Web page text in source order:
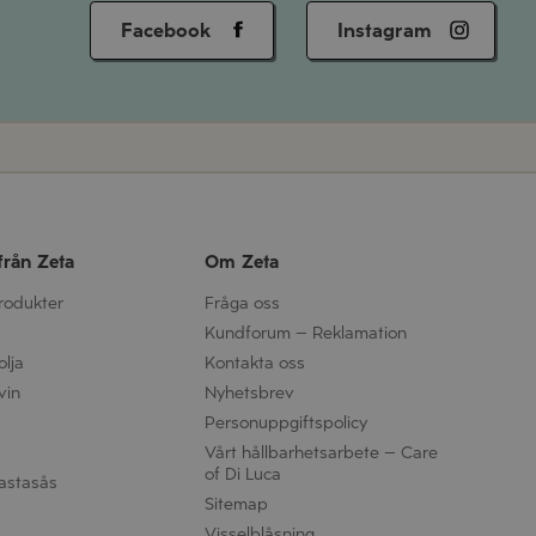
Facebook Instagram
Zeta Om Zeta
Fråga oss
Kundforum – Reklamation
Kontakta oss
Nyhetsbrev
Personuppgifts­policy
Vårt hållbarhetsarbete – Care
of Di Luca
Sitemap